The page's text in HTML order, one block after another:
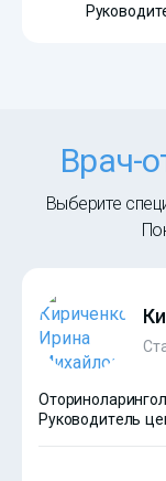
Врач-
Выберите
Руководитель